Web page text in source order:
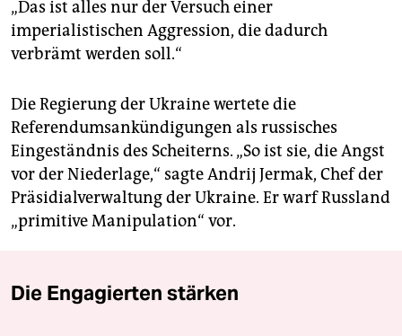
„Das ist alles nur der Versuch einer
imperialistischen Aggression, die dadurch
verbrämt werden soll.“
Die Regierung der Ukraine wertete die
Referendumsankündigungen als russisches
Eingeständnis des Scheiterns. „So ist sie, die Angst
vor der Niederlage,“ sagte Andrij Jermak, Chef der
Präsidialverwaltung der Ukraine. Er warf Russland
„primitive Manipulation“ vor.
Die Engagierten stärken